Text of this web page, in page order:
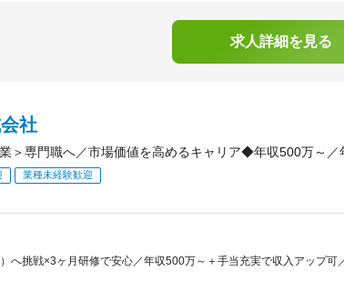
求人詳細を見る
社
＞専門職へ／市場価値を高めるキャリア◆年収500万～／
業種未経験歓迎
へ挑戦×3ヶ月研修で安心／年収500万～＋手当充実で収入アップ可